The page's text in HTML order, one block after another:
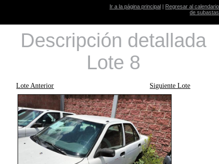
Ir a la página principal | Regresar al calendario
de subastas
Descripción detallada
Lote 8
Lote Anterior Siguiente Lote